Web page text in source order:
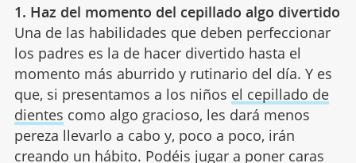
1. Haz del momento del cepillado algo divertido
Una de las habilidades que deben perfeccionar
los padres es la de hacer divertido hasta el
momento más aburrido y rutinario del día. Y es
que, si presentamos a los niños el cepillado de
dientes como algo gracioso, les dará menos
pereza llevarlo a cabo y, poco a poco, irán
creando un hábito. Podéis jugar a poner caras